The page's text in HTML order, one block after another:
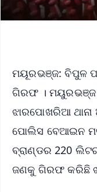
ମୟୂରଭଞ୍ଜ: ବିପୁଳ
ଗିରଫ । ମୟୁରଭଞ୍ଜ
ଝାରପୋଖରିଆ ଥାନା
ପୋଲିସ ବେଆଇନ
ବ୍ରାଣ୍ଡର 220
ଜଣକୁ ଗିରଫ କରିଛି